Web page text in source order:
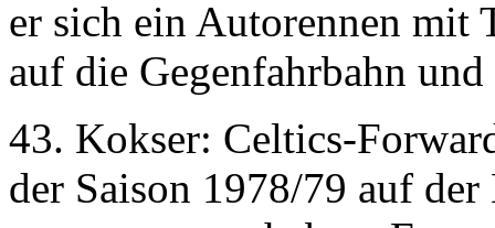
er sich ein Autorennen mit
auf die Gegenfahrbahn
43. Kokser: Celtics-
der Saison 1978/79 auf